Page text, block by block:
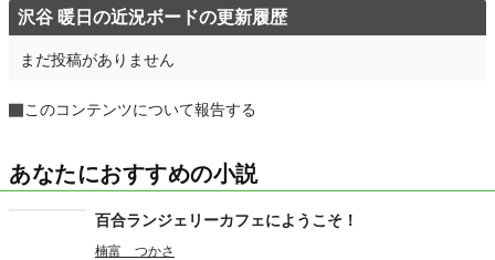
沢谷 暖日の近況ボードの更新履歴
まだ投稿がありません
このコンテンツについて報告する
あなたにおすすめの小説
百合ランジェリーカフェにようこそ！
楠富 つかさ